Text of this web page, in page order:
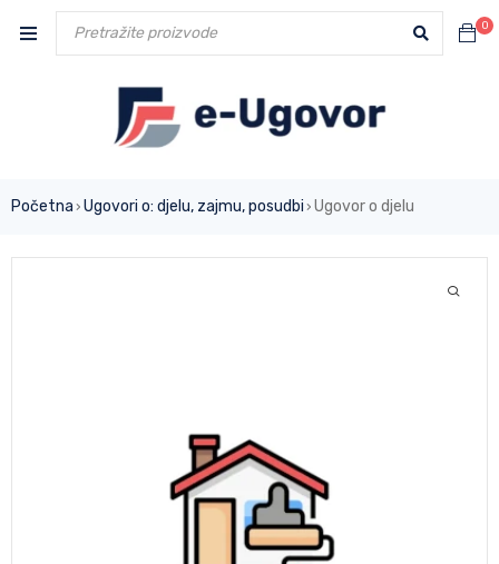
0
Početna › Ugovori o: djelu, zajmu, posudbi › Ugovor o djelu